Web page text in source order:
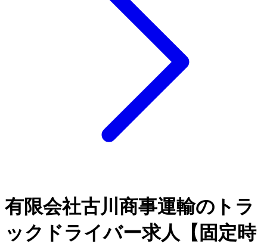
有限会社古川商事運輸のトラ
ックドライバー求人【固定時